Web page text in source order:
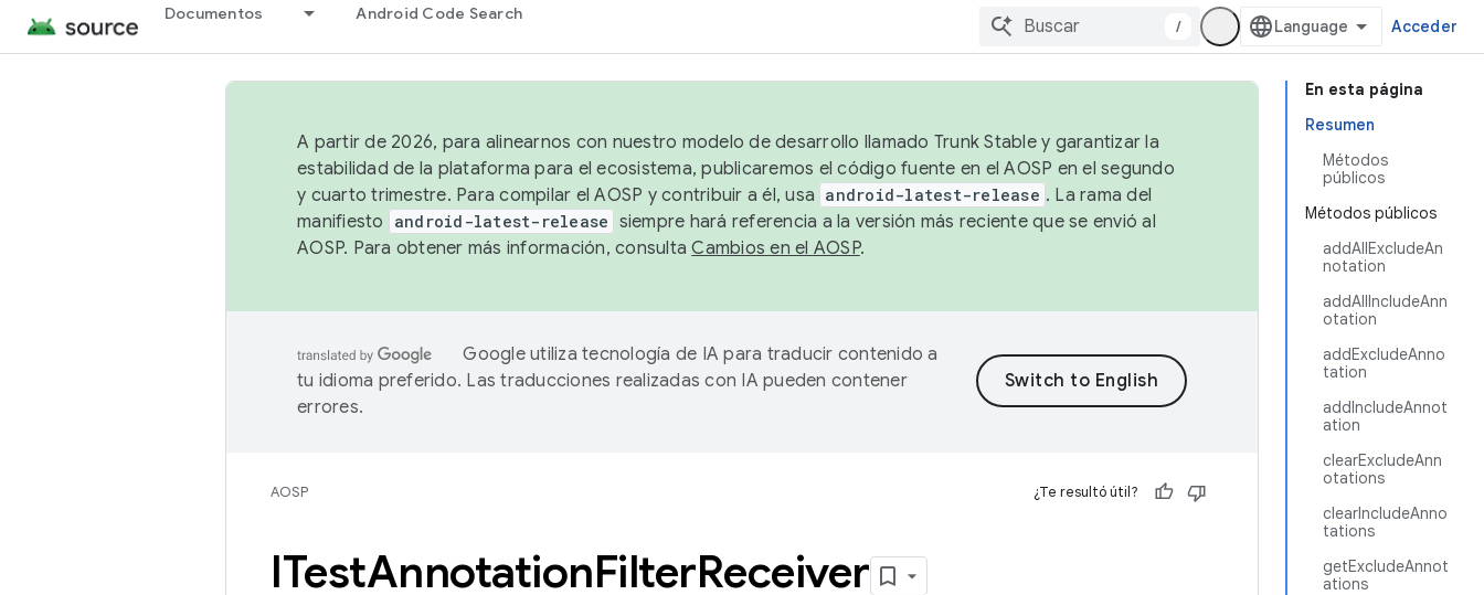
Documentos Android Code Search
/ Acceder
En esta página
Resumen
Métodos
públicos
Métodos públicos
addAllExcludeAn
notation
addAllIncludeAnn
otation
addExcludeAnno
tation
addIncludeAnnot
ation
clearExcludeAnn
otations
clearIncludeAnno
tations
getExcludeAnnot
ations
A partir de 2026, para alinearnos con nuestro modelo de desarrollo llamado Trunk Stable y garantizar la
estabilidad de la plataforma para el ecosistema, publicaremos el código fuente en el AOSP en el segundo
y cuarto trimestre. Para compilar el AOSP y contribuir a él, usa android-latest-release . La rama del
manifiesto
android-latest-release siempre hará referencia a la versión más reciente que se envió al
AOSP. Para obtener más información, consultaCambios en el AOSP.
Google utiliza tecnología de IA para traducir contenido a
tu idioma preferido. Las traducciones realizadas con IA pueden contener
errores.
AOSP ¿Te resultó útil?
ITestAnnotationFilterReceiver